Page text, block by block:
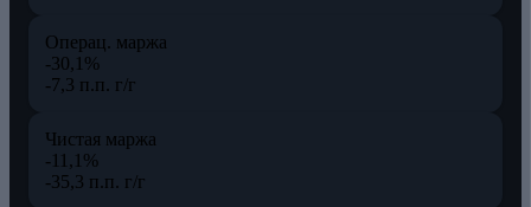
Операц. маржа
-30,1%
-7,3 п.п. г/г
Чистая маржа
-11,1%
-35,3 п.п. г/г